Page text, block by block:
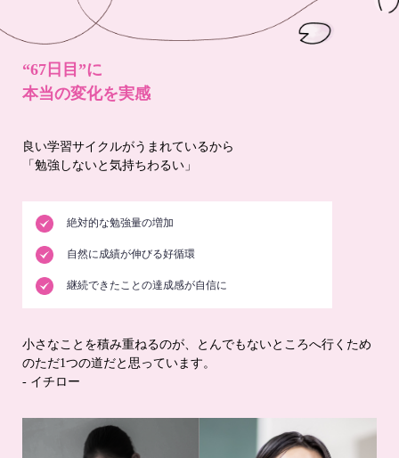
“67日目”に
本当の変化を実感
良い学習サイクルがうまれているから
「勉強しないと気持ちわるい」
絶対的な勉強量の増加
自然に成績が伸びる好循環
継続できたことの達成感が自信に
小さなことを積み重ねるのが、とんでもないところへ行くため
のただ1つの道だと思っています。
- イチロー